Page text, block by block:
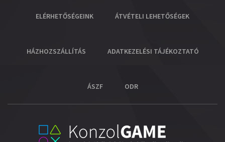
ELÉRHETŐSÉGEINK ÁTVÉTELI LEHETŐSÉGEK
HÁZHOZSZÁLLÍTÁS ADATKEZELÉSI TÁJÉKOZTATÓ
ÁSZF ODR